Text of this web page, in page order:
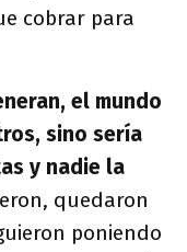
cobrar para
el mundo
sino sería
y nadie la
quedaron
poniendo